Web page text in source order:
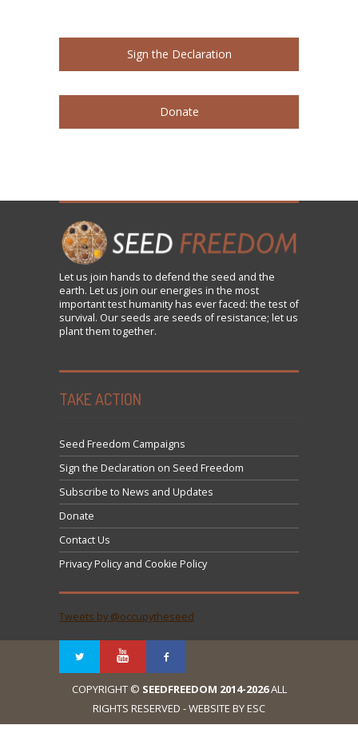
Sign the Declaration
Donate
Let us join hands to defend the seed and the
earth. Let us join our energies in the most
important test humanity has ever faced: the test of
survival. Our seeds are seeds of resistance; let us
plant them together.
TAKE ACTION
Seed Freedom Campaigns
Sign the Declaration on Seed Freedom
Subscribe to News and Updates
Donate
Contact Us
Privacy Policy and Cookie Policy
Tweets by @occupytheseed
COPYRIGHT © SEEDFREEDOM 2014-2026ALL
RIGHTS RESERVED - WEBSITE BY ESC